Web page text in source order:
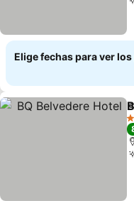
Elige fechas para ver
4